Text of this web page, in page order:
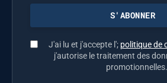
J'ai lu et j'accepte l'; politique de
j'autorise le traitement des
promotionnelles.